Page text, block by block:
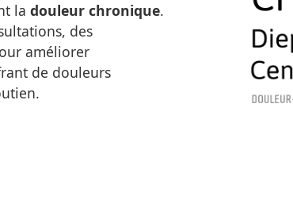
la douleur chronique.
des
améliorer
de douleurs